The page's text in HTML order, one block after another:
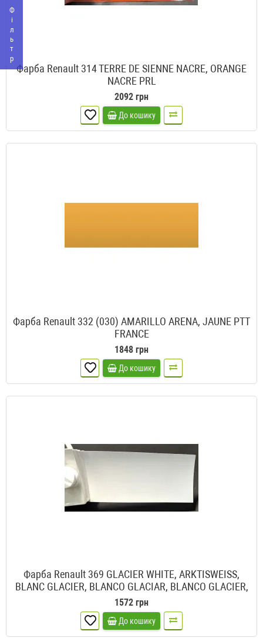
Фільтр
Фарба Renault 314 TERRE DE SIENNE NACRE, ORANGE
NACRE PRL
2092 грн
До кошику
Фарба Renault 332 (030) AMARILLO ARENA, JAUNE PTT
FRANCE
1848 грн
До кошику
Фарба Renault 369 GLACIER WHITE, ARKTISWEISS,
BLANC GLACIER, BLANCO GLACIAR, BLANCO GLACIER,
AMARILLO, BRANCO GLACIAL II
1572 грн
До кошику